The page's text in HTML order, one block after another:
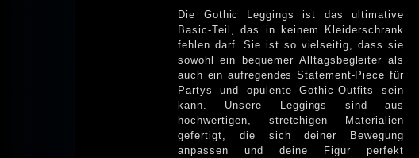
Die Gothic Leggings ist das ultimative
Basic-Teil, das in keinem Kleiderschrank
fehlen darf. Sie ist so vielseitig, dass sie
sowohl ein bequemer Alltagsbegleiter als
auch ein aufregendes Statement-Piece für
Partys und opulente Gothic-Outfits sein
kann. Unsere Leggings sind aus
hochwertigen, stretchigen Materialien
gefertigt, die sich deiner Bewegung
anpassen und deine Figur perfekt